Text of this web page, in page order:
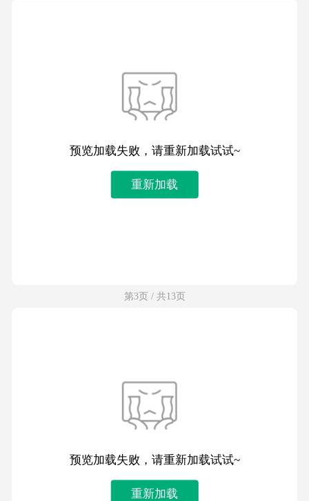
预览加载失败，请重新加载试试~
重新加载
第3页 / 共13页
预览加载失败，请重新加载试试~
重新加载